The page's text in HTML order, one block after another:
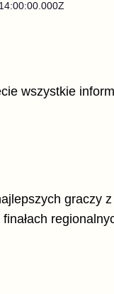
wszystkie
graczy